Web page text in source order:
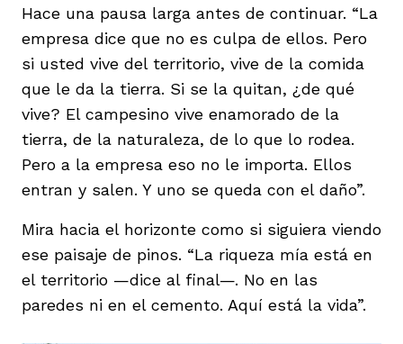
Hace una pausa larga antes de continuar. “La
empresa dice que no es culpa de ellos. Pero
si usted vive del territorio, vive de la comida
que le da la tierra. Si se la quitan, ¿de qué
vive? El campesino vive enamorado de la
tierra, de la naturaleza, de lo que lo rodea.
Pero a la empresa eso no le importa. Ellos
entran y salen. Y uno se queda con el daño”.
Mira hacia el horizonte como si siguiera viendo
ese paisaje de pinos. “La riqueza mía está en
el territorio —dice al final—. No en las
paredes ni en el cemento. Aquí está la vida”.